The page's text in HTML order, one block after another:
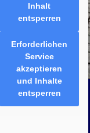
Inhalt
entsperren
Erforderlichen
Service
akzeptieren
und Inhalte
entsperren